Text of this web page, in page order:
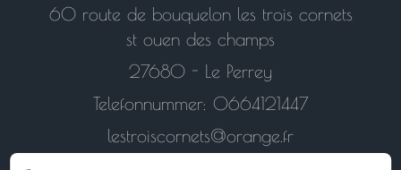
60 route de bouquelon les trois cornets
st ouen des champs
27680 - Le Perrey
Telefonnummer: 0664121447
lestroiscornets@orange.fr